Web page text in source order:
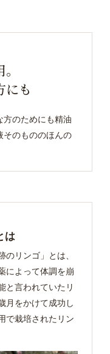
にも
方のためにも精油
そのもののほんの
は
リンゴ」とは、
によって体調を崩
と言われていたリ
月をかけて成功し
で栽培されたリン